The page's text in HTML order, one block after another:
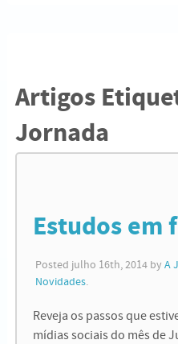
Artigos
Jornada
Estudos em
Posted julho 16th, 2014by A
Novidades.
Reveja os passos que
mídias sociais do mês de